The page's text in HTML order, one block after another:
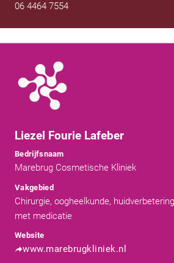
06 4464 7554
Liezel Fourie Lafeber
Bedrijfsnaam
Marebrug Cosmetische Kliniek
Vakgebied
Chirurgie, oogheelkunde,
met medicatie
Website
www.marebrugkliniek.nl